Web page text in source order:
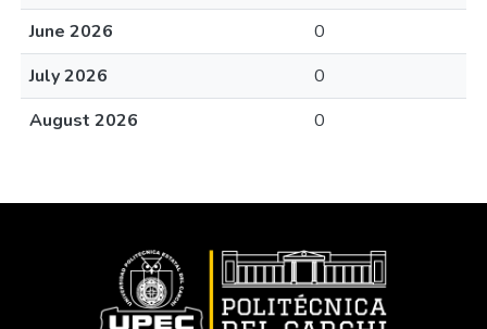
June 2026
0
July 2026
0
August 2026
0